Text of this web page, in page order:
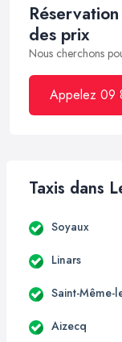
des prix
Nous cherchons
Appelez 09
Taxis dans
Soyaux
Linars
Saint-Même-
Aizecq